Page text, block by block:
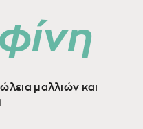
μαλλιών και